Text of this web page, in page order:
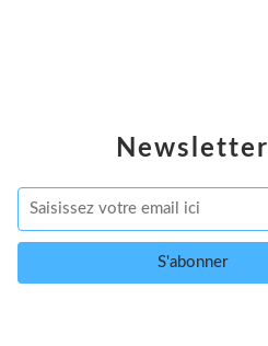
Newsletter